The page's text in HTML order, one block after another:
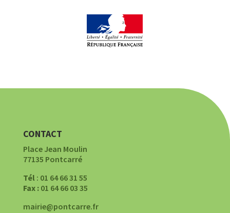
CONTACT
Place Jean Moulin
77135 Pontcarré
Tél: 01 64 66 31 55
Fax :01 64 66 03 35
mairie@pontcarre.fr